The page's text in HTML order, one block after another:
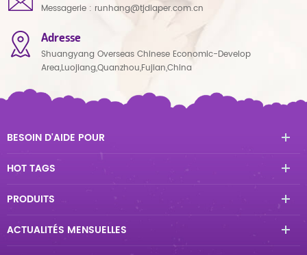
Messagerie : runhang@tjdiaper.com.cn
Adresse
Shuangyang Overseas Chinese Economic-Develop
Area,Luojiang,Quanzhou,Fujian,China
BESOIN D'AIDE POUR
HOT TAGS
PRODUITS
ACTUALITÉS MENSUELLES